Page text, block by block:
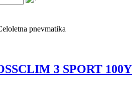
pnevmatika
3 SPORT 100Y